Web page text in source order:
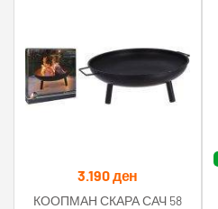
3.190ден
КООПМАН СКАРА САЧ 58